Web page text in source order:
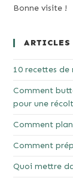
Bonne visite !
ARTICLES
10 recettes de
Comment
pour une
Comment
Comment
Quoi mettre